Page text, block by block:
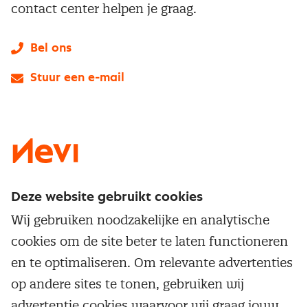
Service & contact
Over inkoop
Netwerk en communities
Populaire thema's
Aanbesteden
Contractmanagement
Opleidingen en trainingen
contact center helpen je graag.
Bel ons
Stuur een e-mail
Deze website gebruikt cookies
Wij gebruiken noodzakelijke en analytische
cookies om de site beter te laten functioneren
en te optimaliseren. Om relevante advertenties
op andere sites te tonen, gebruiken wij